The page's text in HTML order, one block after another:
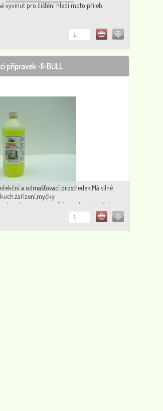
vyvinut pro čištění hledí moto přileb.
přípravek -1l-BULL
a odmašťovací prostředek.Má silné
umělé hmoty.odstraňuje